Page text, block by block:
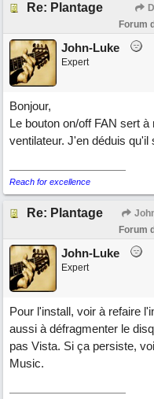
Re: Plantage
Forum
John-Luke
Expert
Bonjour,
Le bouton on/off FAN sert
ventilateur. J'en déduis qu'il
Reach for excellence
Re: Plantage
Forum
John-Luke
Expert
Pour l'install, voir à refaire
aussi à défragmenter le
pas Vista. Si ça persiste,
Music.